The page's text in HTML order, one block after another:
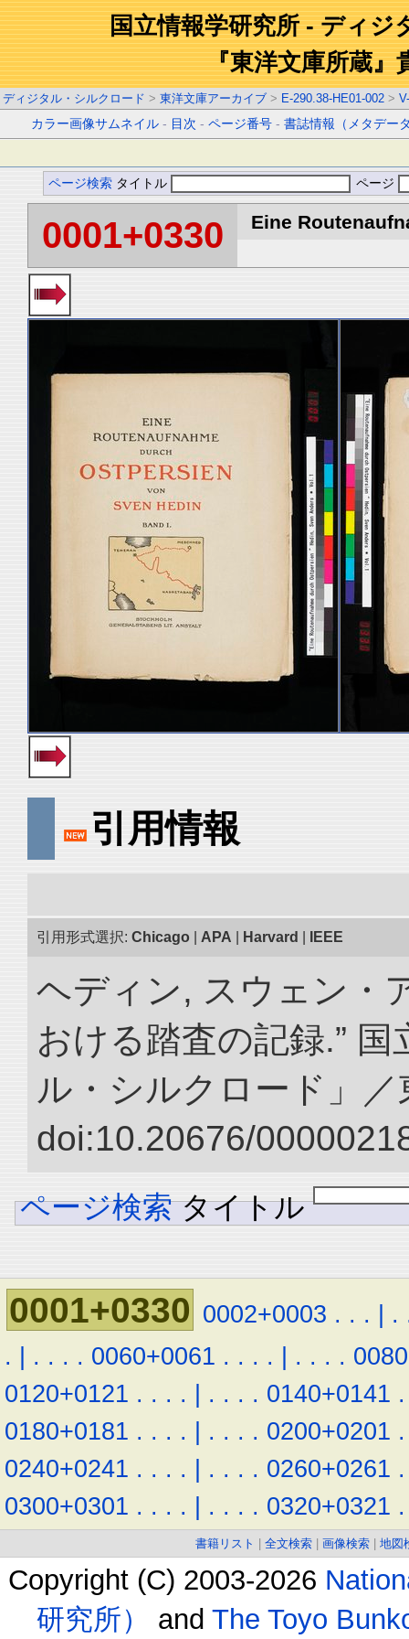
国立情報学研究所 - ディジ
『東洋文庫所蔵』
ディジタル・シルクロード > 東洋文庫アーカイブ > E-290.38-HE01-002 >
カラー画像サムネイル - 目次 -ページ番号 -書誌情報（メタデー
ページ検索 タイトル ページ
0001+0330 Eine
引用情報
引用形式選択: Chicago APA Harvard IEEE
ヘディン, スウェン・
おける踏査の記録.”
ル・シルクロード」／
doi:10.20676/
ページ検索 タイトル
0001+0330 0002+0003 . . . | .
. | . . . . 0060+0061 . . . . | . . . .
0120+0121 . . . . | . . . . 0140+0141 .
0180+0181 . . . . | . . . . 0200+0201 .
0240+0241 . . . . | . . . . 0260+0261 .
0300+0301 . . . . | . . . . 0320+0321 .
書籍リスト 全文検索 画像検索 地図
Copyright (C) 2003-2026
研究所）
and The Toyo